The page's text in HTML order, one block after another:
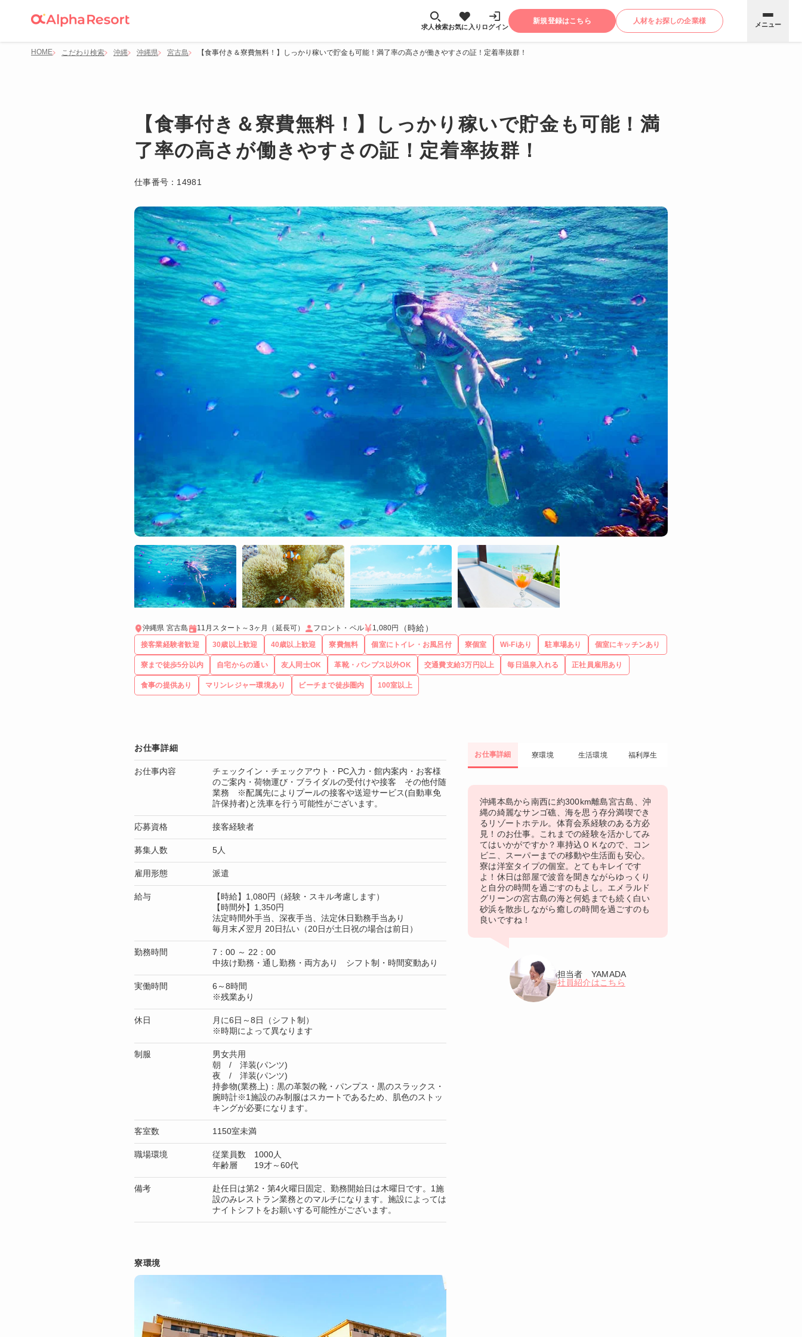
求人検索お気に入り ログイン
新規登録はこちら 人材をお探しの企業様 メニュー
HOME こだわり検索 沖縄 沖縄県 宮古島 【食事付き＆寮費無料！】しっかり稼いで貯金も可能！満了率の高さが働きやすさの証！定着率抜群！
【食事付き＆寮費無料！】しっかり稼いで貯金も可能！満
了率の高さが働きやすさの証！定着率抜群！
仕事番号： 14981
沖縄県 宮古島 11月スタート～3ヶ月（延長可） フロント・ベル 1,080円 （時給）
接客業経験者歓迎 30歳以上歓迎 40歳以上歓迎 寮費無料 個室にトイレ・お風呂付 寮個室 Wi-Fiあり 駐車場あり 個室にキッチンあり
寮まで徒歩5分以内 自宅からの通い 友人同士OK 革靴・パンプス以外OK 交通費支給3万円以上 毎日温泉入れる 正社員雇用あり
食事の提供あり マリンレジャー環境あり ビーチまで徒歩圏内 100室以上
お仕事詳細 寮環境 生活環境 福利厚生
沖縄本島から南西に約300km離島宮古島、沖
縄の綺麗なサンゴ礁、海を思う存分満喫でき
るリゾートホテル。体育会系経験のある方必
見！のお仕事。これまでの経験を活かしてみ
てはいかがですか？車持込ＯＫなので、コン
ビニ、スーパーまでの移動や生活面も安心。
寮は洋室タイプの個室。とてもキレイです
よ！休日は部屋で波音を聞きながらゆっくり
と自分の時間を過ごすのもよし。エメラルド
グリーンの宮古島の海と何処までも続く白い
砂浜を散歩しながら癒しの時間を過ごすのも
良いですね！
担当者 YAMADA
社員紹介はこちら
お仕事詳細
お仕事内容
チェックイン・チェックアウト・PC入力・館内案内・お客様
のご案内・荷物運び・ブライダルの受付けや接客 その他付随
業務 ※配属先によりプールの接客や送迎サービス(自動車免
許保持者)と洗車を行う可能性がございます。
応募資格 接客経験者
募集人数 5人
雇用形態 派遣
給与
【時給】1,080円（経験・スキル考慮します）
【時間外】1,350円
法定時間外手当、深夜手当、法定休日勤務手当あり
毎月末〆翌月 20日払い（20日が土日祝の場合は前日）
勤務時間
7：00 ～ 22：00
中抜け勤務・通し勤務・両方あり シフト制・時間変動あり
実働時間
6～8時間
※残業あり
休日
月に6日～8日（シフト制）
※時期によって異なります
制服
男女共用
朝 / 洋装(パンツ)
夜 / 洋装(パンツ)
持参物(業務上)：黒の革製の靴・パンプス・黒のスラックス・
腕時計※1施設のみ制服はスカートであるため、肌色のストッ
キングが必要になります。
客室数 1150室未満
職場環境
従業員数 1000人
年齢層 19才～60代
備考
赴任日は第2・第4火曜日固定、勤務開始日は木曜日です。1施
設のみレストラン業務とのマルチになります。施設によっては
ナイトシフトをお願いする可能性がございます。
寮環境